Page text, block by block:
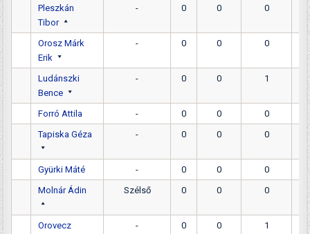
Pleszkán
Tibor
- 0 0 0
Orosz Márk
Erik
- 0 0 0
Ludánszki
Bence
- 0 0 1
Forró Attila - 0 0
0
Tapiska Géza
- 0 0 0
Gyürki Máté - 0 0
0
Molnár Ádin
Szélső 0 0 0
Orovecz
- 0 0 1